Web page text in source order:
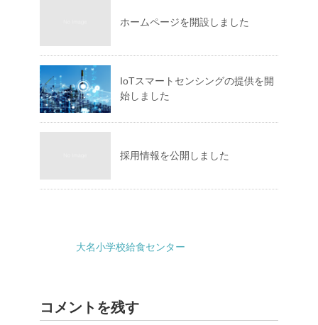
ホームページを開設しました
IoTスマートセンシングの提供を開
始しました
採用情報を公開しました
大名小学校給食センター
コメントを残す